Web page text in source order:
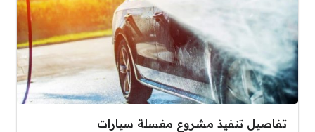
تفاصيل تنفيذ مشروع مغسلة سيارات